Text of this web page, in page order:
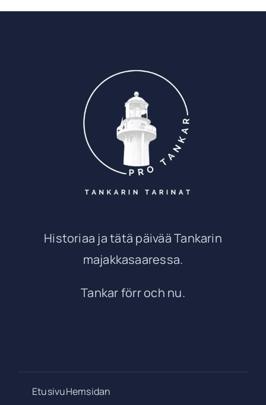
Historiaa ja tätä päivää Tankarin
majakkasaaressa.
Tankar förr och nu.
EtusivuHemsidan